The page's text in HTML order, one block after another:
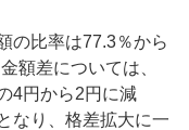
の比率は77.3％から
額差については、
4円から2円に減
なり、格差拡大に一